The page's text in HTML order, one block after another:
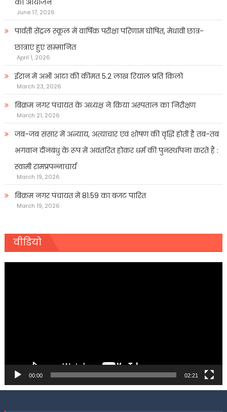
का आयोजन
June 17, 2026
पार्वती सेंट्रल स्कूल में वार्षिक परीक्षा परिणाम घोषित, मेधावी छात्र-
छात्राएं हुए सम्मानित
April 1, 2026
ईरान में अभी आटा की कीमत 5.2 लाख रियाल प्रति किलो
March 23, 2026
बिक्रम नगर पंचायत के अध्यक्ष ने किया अस्पताल का निरीक्षण
March 21, 2026
जब-जब संसार में अन्याय, अत्याचार एवं शोषण की वृद्धि होती है तब-तब
भगवान दीनबंधु के रूप में अवतरित होकर धर्म की पुनर्स्थापना करते हैं :
स्वामी रामप्रपन्नाचार्य
March 19, 2026
बिक्रम नगर पंचायत में 81.59 का बजट पारित
March 19, 2026
वीडियो
00:00 02:21